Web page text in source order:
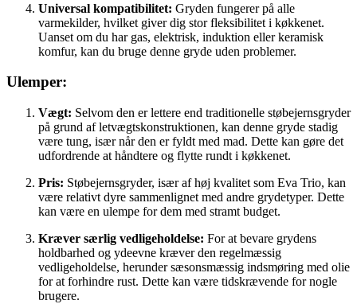
Universal kompatibilitet: Gryden fungerer på alle
varmekilder, hvilket giver dig stor fleksibilitet i køkkenet.
Uanset om du har gas, elektrisk, induktion eller keramisk
komfur, kan du bruge denne gryde uden problemer.
Ulemper:
Vægt: Selvom den er lettere end traditionelle støbejernsgryder
på grund af letvægtskonstruktionen, kan denne gryde stadig
være tung, især når den er fyldt med mad. Dette kan gøre det
udfordrende at håndtere og flytte rundt i køkkenet.
Pris: Støbejernsgryder, især af høj kvalitet som Eva Trio, kan
være relativt dyre sammenlignet med andre grydetyper. Dette
kan være en ulempe for dem med stramt budget.
Kræver særlig vedligeholdelse: For at bevare grydens
holdbarhed og ydeevne kræver den regelmæssig
vedligeholdelse, herunder sæsonsmæssig indsmøring med olie
for at forhindre rust. Dette kan være tidskrævende for nogle
brugere.